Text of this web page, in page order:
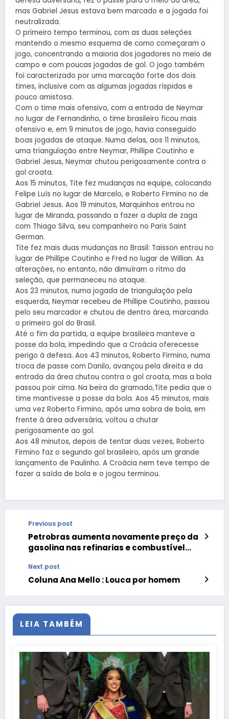
mas Gabriel Jesus estava bem marcado e a jogada foi
neutralizada.
O primeiro tempo terminou, com as duas seleções
mantendo o mesmo esquema de como começaram o
jogo, concentrando a maioria dos jogadores no meio de
campo e com poucas jogadas de gol. O jogo também
foi caracterizado por uma marcação forte dos dois
times, inclusive com as algumas jogadas ríspidas e
pouco amistosa.
Com o time mais ofensivo, com a entrada de Neymar
no lugar de Fernandinho, o time brasileiro ficou mais
ofensivo e, em 9 minutos de jogo, havia conseguido
boas jogadas de ataque. Numa delas, aos 11 minutos,
uma triangulação entre Neymar, Phillipe Coutinho e
Gabriel Jesus, Neymar chutou perigosamente contra o
gol croata.
Aos 15 minutos, Tite fez mudanças na equipe, colocando
Felipe Luís no lugar de Marcelo, e Roberto Firmino no de
Gabriel Jesus. Aos 19 minutos, Marquinhos entrou no
lugar de Miranda, passando a fazer a dupla de zaga
com Thiago Silva, seu companheiro no Paris Saint
German.
Tite fez mais duas mudanças no Brasil: Taisson entrou no
lugar de Phillipe Coutinho e Fred no lugar de Willian. As
alterações, no entanto, não dimuíram o ritmo da
seleção, que permaneceu no ataque.
Aos 23 minutos, numa jogada de triangulação pela
esquerda, Neymar recebeu de Phillipe Coutinho, passou
pelo seu marcador e chutou de dentro área, marcando
o primeiro gol do Brasil.
Até o fim da partida, a equipe brasileira manteve a
posse da bola, impedindo que a Croácia oferecesse
perigo à defesa. Aos 43 minutos, Roberto Firmino, numa
troca de passe com Danilo, avançou pela direita e da
entrada da área chutou contra o gol croata, mas a bola
passou poir cima. Na beira do gramado,Tite pedia que o
time mantivesse a posse da bola. Aos 45 minutos, mais
uma vez Roberto Firmino, após uma sobra de bola, em
frente à área adversária, voltou a chutar
perigosamente ao gol.
Aos 48 minutos, depois de tentar duas vezes, Roberto
Firmino faz o segundo gol brasileiro, após um grande
lançamento de Paulinho. A Croácia nem teve tempo de
fazer a saída de bola e o jogou terminou.
Previous post
Petrobras aumenta novamente preço da
gasolina nas refinarias e combustível
Next post
Coluna Ana Mello : Louca por homem
LEIA TAMBÉM